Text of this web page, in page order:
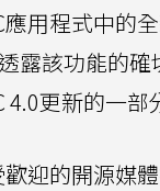
用程式中的
露該功能的確
4.0更新的一部
迎的開源媒